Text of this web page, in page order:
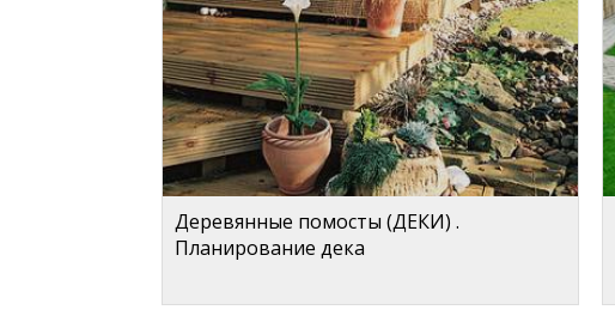
Деревянные помосты (ДЕКИ) .
Планирование дека